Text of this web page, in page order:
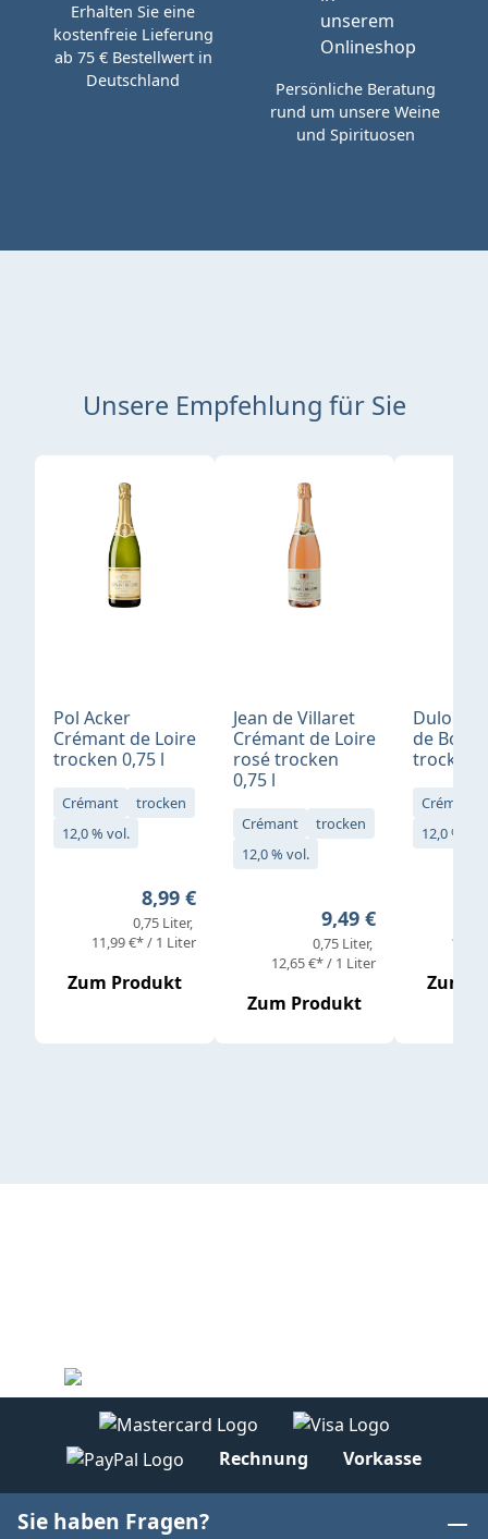
Erhalten Sie eine
kostenfreie Lieferung
ab 75 € Bestellwert in
Deutschland
Persönliche Beratung
rund um unsere Weine
und Spirituosen
Unsere Empfehlung für Sie
Produktgalerie überspringen
Pol Acker
Crémant de Loire
trocken 0,75 l
Crémant
trocken
12,0 % vol.
Regulärer Preis:
8,99 €
0,75 Liter
11,99 €* / 1 Liter
Zum Produkt
Jean de Villaret
Crémant de Loire
rosé trocken
0,75 l
Crémant
trocken
12,0 % vol.
Regulärer Preis:
9,49 €
0,75 Liter
12,65 €* / 1 Liter
Zum Produkt
Dulong
de
trocken
Crémant
12,0 % vol.
Zum
Rechnung Vorkasse
Sie haben Fragen?